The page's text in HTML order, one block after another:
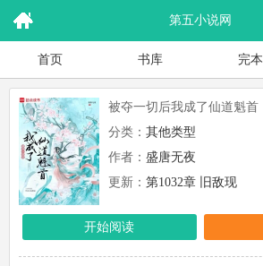
第五小说网
首页 书库 完本
被夺一切后我成了仙道魁首
分类： 其他类型
作者： 盛唐无夜
更新： 第1032章 旧敌现
开始阅读